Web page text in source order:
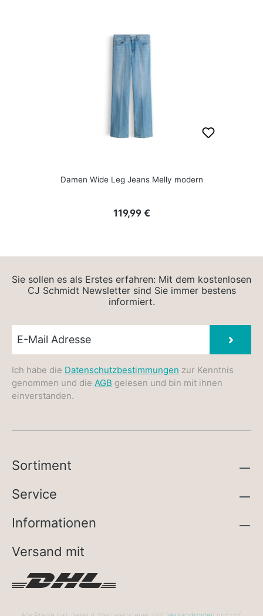
Damen Wide Leg Jeans Melly modern
Regulärer Preis:
119,99 €
Sie sollen es als Erstes erfahren: Mit dem kostenlosen
CJ Schmidt Newsletter sind Sie immer bestens
informiert.
Ich habe die Datenschutzbestimmungen zur Kenntnis
genommen und die AGB gelesen und bin mit ihnen
einverstanden.
Sortiment
Service
Informationen
Versand mit